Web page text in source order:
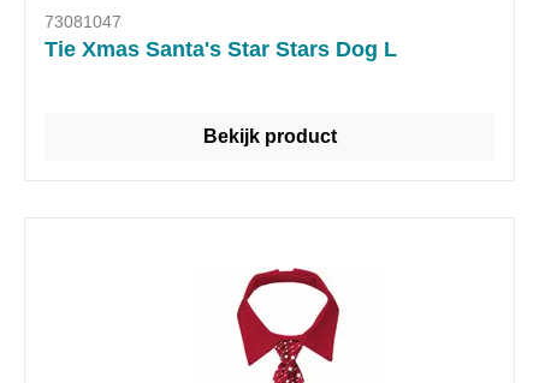
73081047
Tie Xmas Santa's Star Stars Dog L
Bekijk product